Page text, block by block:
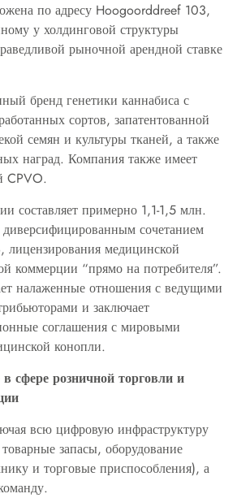
по адресу Hoogoorddreef 103,
у холдинговой структуры
рыночной арендной ставке
бренд генетики каннабиса с
сортов, запатентованной
семян и культуры тканей, а также
наград. Компания также имеет
CPVO.
составляет примерно 1,1-1,5 млн.
диверсифицированным сочетанием
лицензирования медицинской
коммерции “прямо на потребителя”.
налаженные отношения с ведущими
и заключает
соглашения с мировыми
конопли.
сфере розничной торговли и
всю цифровую инфраструктуру
запасы, оборудование
и торговые приспособления), а